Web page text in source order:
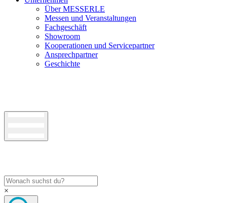
Über MESSERLE
Messen und Veranstaltungen
Fachgeschäft
Showroom
Kooperationen und Servicepartner
Ansprechpartner
Geschichte
×